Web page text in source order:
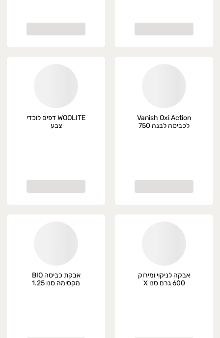
Vanish Oxi Action
לכביסה לבנה 750
WOOLITE דפים לוכדי
צבע
אבקה לניקוי ומירוק
600 גרם סנו X
אבקת כביסה BIO
מקסימה סנו 1.25